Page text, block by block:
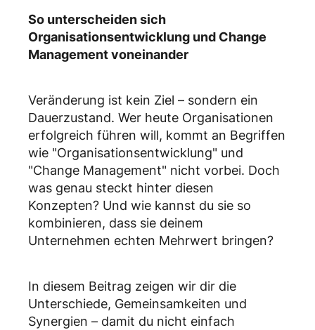
So unterscheiden sich
Organisationsentwicklung und Change
Management voneinander
Veränderung ist kein Ziel – sondern ein
Dauerzustand. Wer heute Organisationen
erfolgreich führen will, kommt an Begriffen
wie "Organisationsentwicklung" und
"Change Management" nicht vorbei. Doch
was genau steckt hinter diesen
Konzepten? Und wie kannst du sie so
kombinieren, dass sie deinem
Unternehmen echten Mehrwert bringen?
In diesem Beitrag zeigen wir dir die
Unterschiede, Gemeinsamkeiten und
Synergien – damit du nicht einfach